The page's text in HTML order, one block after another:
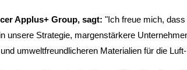
Applus+ Group, sagt: "Ich freue mich,
unsere Strategie, margenstärkere
umweltfreundlicheren Materialien für die